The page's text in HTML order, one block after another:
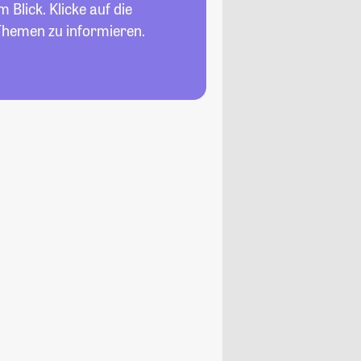
Blick. Klicke auf die
zu informieren.